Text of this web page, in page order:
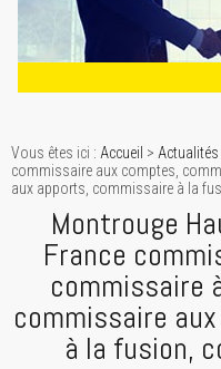
Vous êtes ici : Accueil > Actualités
commissaire aux comptes,
aux apports, commissaire à la
Montrouge
France
commissaire
commissaire
à la fusion,